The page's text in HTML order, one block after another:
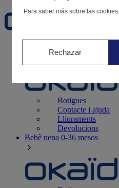
Naixement 0-12 mesos
Botigues
Contacte i ajuda
Lliuraments
Devolucions
Bebè nena 0-36 mesos
Para saber más sobre las cookies,
Rechazar